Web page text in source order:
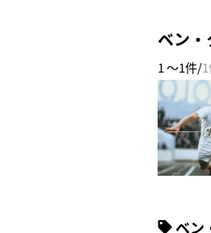
ベン
1 ～1件/
ベン